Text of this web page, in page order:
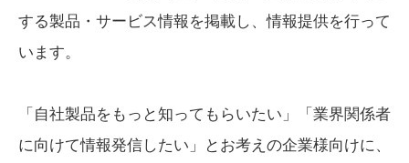
する製品・サービス情報を掲載し、情報提供を行って
います。
「自社製品をもっと知ってもらいたい」「業界関係者
に向けて情報発信したい」とお考えの企業様向けに、